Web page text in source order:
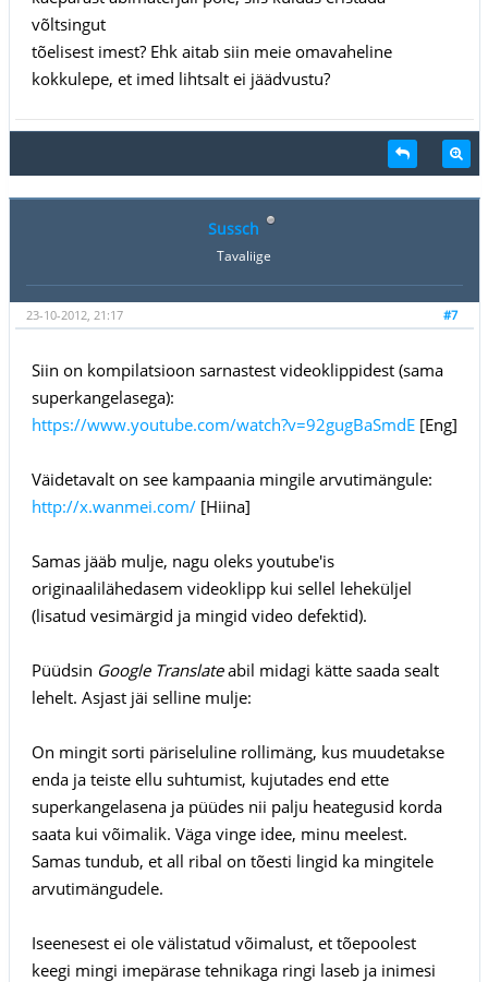
võltsingut
tõelisest imest? Ehk aitab siin meie omavaheline
kokkulepe, et imed lihtsalt ei jäädvustu?
Sussch
Tavaliige
#7
23-10-2012, 21:17
Siin on kompilatsioon sarnastest videoklippidest (sama
superkangelasega):
https://www.youtube.com/watch?v=92gugBaSmdE[Eng]
Väidetavalt on see kampaania mingile arvutimängule:
http://x.wanmei.com/[Hiina]
Samas jääb mulje, nagu oleks youtube'is
originaalilähedasem videoklipp kui sellel leheküljel
(lisatud vesimärgid ja mingid video defektid).
Püüdsin Google Translateabil midagi kätte saada sealt
lehelt. Asjast jäi selline mulje:
On mingit sorti päriseluline rollimäng, kus muudetakse
enda ja teiste ellu suhtumist, kujutades end ette
superkangelasena ja püüdes nii palju heategusid korda
saata kui võimalik. Väga vinge idee, minu meelest.
Samas tundub, et all ribal on tõesti lingid ka mingitele
arvutimängudele.
Iseenesest ei ole välistatud võimalust, et tõepoolest
keegi mingi imepärase tehnikaga ringi laseb ja inimesi